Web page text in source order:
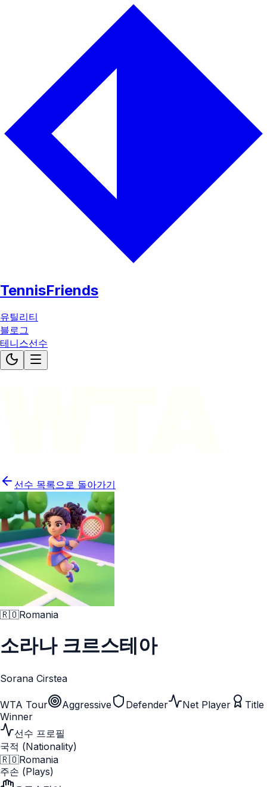
TennisFriends
유틸리티
블로그
테니스선수
선수 목록으로 돌아가기
🇷🇴Romania
소라나 크르스테아
Sorana Cirstea
WTA Tour Aggressive Defender Net Player
Title
Winner
선수 프로필
국적 (Nationality)
🇷🇴Romania
주손 (Plays)